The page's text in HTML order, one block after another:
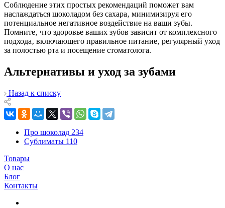
Соблюдение этих простых рекомендаций поможет вам
наслаждаться шоколадом без сахара‚ минимизируя его
потенциальное негативное воздействие на ваши зубы.
Помните‚ что здоровье ваших зубов зависит от комплексного
подхода‚ включающего правильное питание‚ регулярный уход
за полостью рта и посещение стоматолога.
Альтернативы и уход за зубами
Назад к списку
Про шоколад 234
Сублиматы 110
Товары
О нас
Блог
Контакты